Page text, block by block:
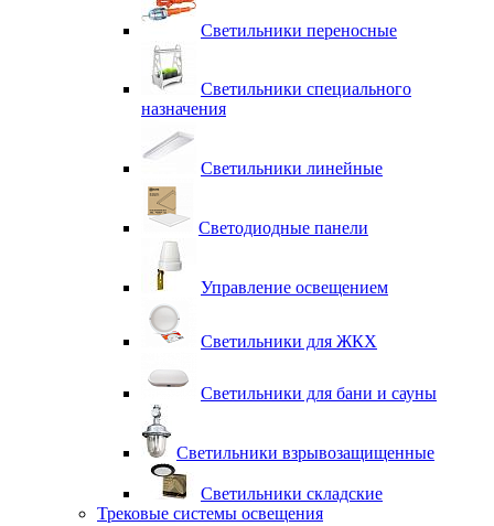
Светильники переносные
Светильники специального
назначения
Светильники линейные
Светодиодные панели
Управление освещением
Светильники для ЖКХ
Светильники для бани и сауны
Светильники взрывозащищенные
Светильники складские
Трековые системы освещения